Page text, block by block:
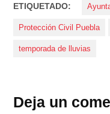
ETIQUETADO:
Protección Civil Puebla
temporada de lluvias
Deja un